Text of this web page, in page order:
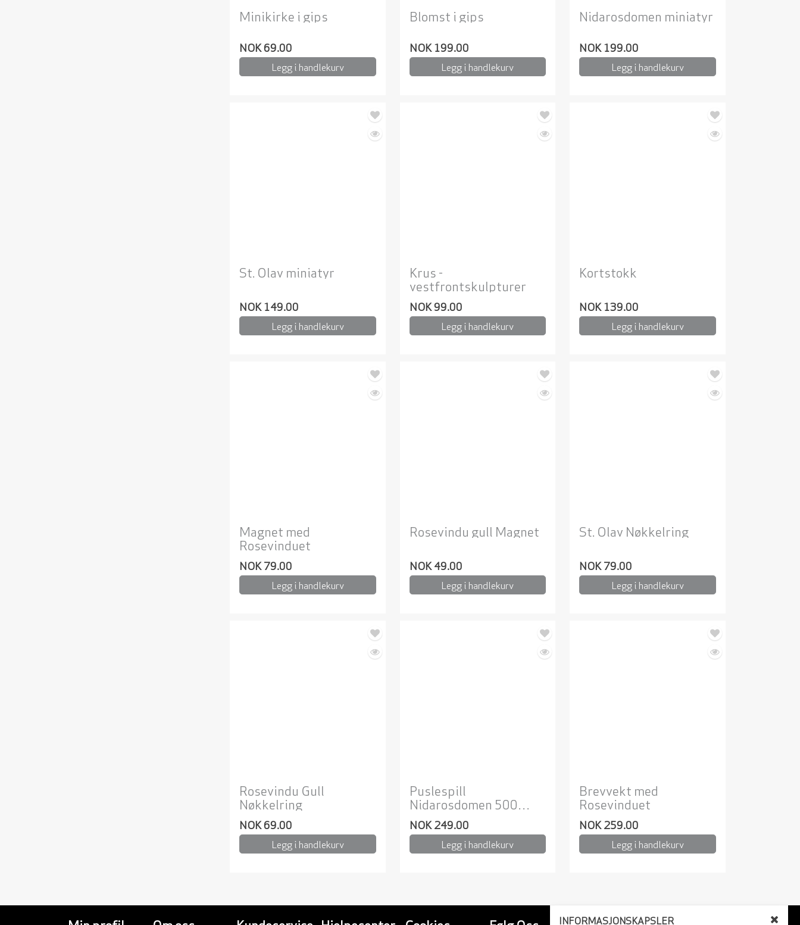
INFORMASJONSKAPSLER
Minikirke i gips
NOK 69.00
Legg i handlekurv
Blomst i gips
NOK 199.00
Legg i handlekurv
Nidarosdomen miniatyr
NOK 199.00
Legg i handlekurv
St. Olav miniatyr
NOK 149.00
Legg i handlekurv
Krus -
vestfrontskulpturer
NOK 99.00
Legg i handlekurv
Kortstokk
NOK 139.00
Legg i handlekurv
Magnet med
Rosevinduet
NOK 79.00
Legg i handlekurv
Rosevindu gull Magnet
NOK 49.00
Legg i handlekurv
St. Olav Nøkkelring
NOK 79.00
Legg i handlekurv
Rosevindu Gull
Nøkkelring
NOK 69.00
Legg i handlekurv
Puslespill
Nidarosdomen 500
biter
NOK 249.00
Legg i handlekurv
Brevvekt med
Rosevinduet
NOK 259.00
Legg i handlekurv